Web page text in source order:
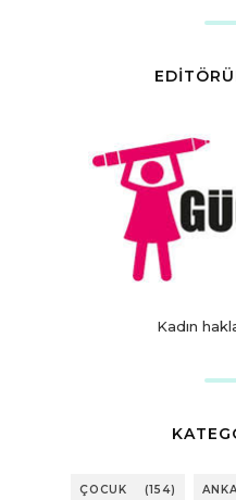
Kadın
ÇOCUK (154)